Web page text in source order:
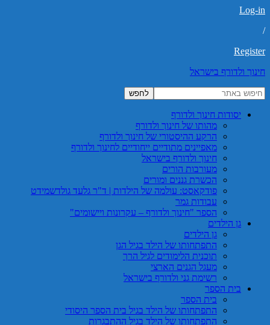
Log-in
/
Register
חינוך ולדורף בישראל
יסודות חינוך ולדורף
מהותו של חינוך ולדורף
הרקע ההיסטורי של חינוך ולדורף
מאפיינים מתודיים ייחודיים לחינוך ולדורף
חינוך ולדורף בישראל
מעורבות הורים
הכשרת גננים ומורים
פודקאסט: עולמה של הילדות | ד"ר גלעד גולדשמידט
עבודות גמר
הספר "חינוך ולדורף – עקרונות ויישומים"
גן הילדים
גן הילדים
התפתחותו של הילד בגיל הגן
תוכנית הלימודים לגיל הרך
מעגל הגנים הארצי
רשימת גני ולדורף בישראל
בית הספר
בית הספר
התפתחותו של הילד בגיל בית הספר היסודי
התפתחותו של הילד בגיל ההתבגרות